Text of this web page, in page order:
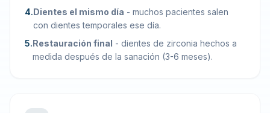
4.Dientes el mismo día - muchos pacientes salen
con dientes temporales ese día.
5.Restauración final - dientes de zirconia hechos a
medida después de la sanación (3-6 meses).